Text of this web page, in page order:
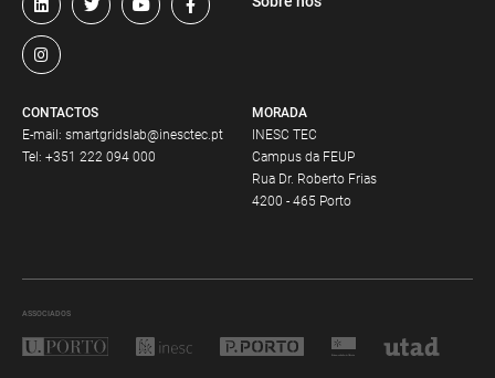
MORADA
INESC TEC
Campus da FEUP
Rua Dr. Roberto Frias
4200 - 465 Porto
CONTACTOS
E-mail: smartgridslab@inesctec.pt
Tel: +351 222 094 000
ASSOCIADOS